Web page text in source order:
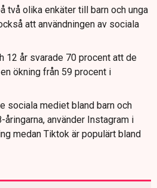
två olika enkäter till barn och unga
att användningen av sociala
12 år svarade 70 procent att de
ökning från 59 procent i
sociala mediet bland barn och
använder Instagram i
medan Tiktok är populärt bland